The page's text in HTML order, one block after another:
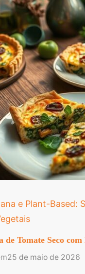
e Plant-Based:
de Tomate Seco
25 de maio de 2026